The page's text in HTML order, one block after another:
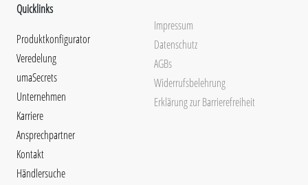
Quicklinks
Produktkonfigurator
Veredelung
umaSecrets
Unternehmen
Karriere
Ansprechpartner
Kontakt
Händlersuche
Impressum
Datenschutz
AGBs
Widerrufsbelehrung
Erklärung zur Barrierefreiheit